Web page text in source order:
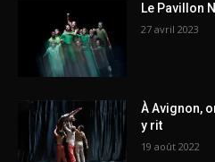
Le Pavillon
27 avril 2023
À Avignon,
y rit
19 août 2022